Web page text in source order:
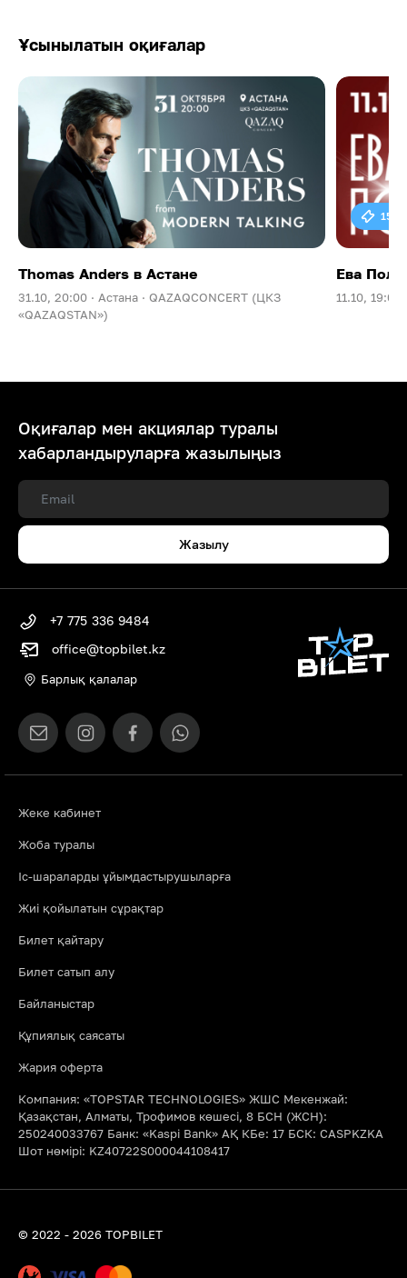
Ұсынылатын оқиғалар
Thomas Anders в Астане
31.10, 20:00 · Астана · QAZAQCONCERT (ЦКЗ
«QAZAQSTAN»)
15
Ева
11.10, 19:00
Оқиғалар мен акциялар туралы
хабарландыруларға жазылыңыз
Жазылу
Жеке кабинет
Жоба туралы
Іс-шараларды ұйымдастырушыларға
Жиі қойылатын сұрақтар
Билет қайтару
Билет сатып алу
Байланыстар
Құпиялық саясаты
Жария оферта
Компания: «TOPSTAR TECHNOLOGIES» ЖШС Мекенжай:
Қазақстан, Алматы, Трофимов көшесі, 8 БСН (ЖСН):
250240033767 Банк: «Kaspi Bank» АҚ КБе: 17 БСК: CASPKZKA
Шот нөмірі: KZ40722S000044108417
+7 775 336 9484
office@topbilet.kz
Барлық қалалар
© 2022 - 2026 TOPBILET